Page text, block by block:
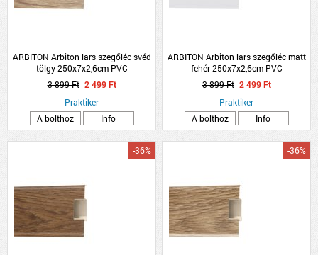
ARBITON Arbiton lars szegőléc svéd
tölgy 250x7x2,6cm PVC
3 899 Ft 2 499 Ft
Praktiker
A bolthoz
Info
ARBITON Arbiton lars szegőléc matt
fehér 250x7x2,6cm PVC
3 899 Ft 2 499 Ft
Praktiker
A bolthoz
Info
-36% -36%